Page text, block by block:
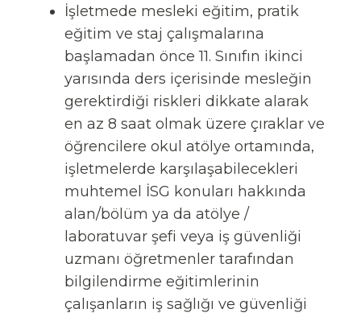
İşletmede mesleki eğitim, pratik
eğitim ve staj çalışmalarına
başlamadan önce 11. Sınıfın ikinci
yarısında ders içerisinde mesleğin
gerektirdiği riskleri dikkate alarak
en az 8 saat olmak üzere çıraklar ve
öğrencilere okul atölye ortamında,
işletmelerde karşılaşabilecekleri
muhtemel İSG konuları hakkında
alan/bölüm ya da atölye /
laboratuvar şefi veya iş güvenliği
uzmanı öğretmenler tarafından
bilgilendirme eğitimlerinin
çalışanların iş sağlığı ve güvenliği